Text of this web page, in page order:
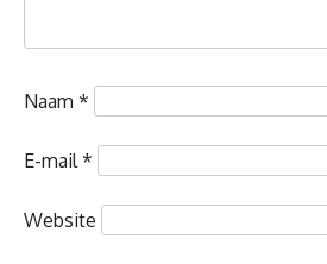
Naam *
E-mail *
Website